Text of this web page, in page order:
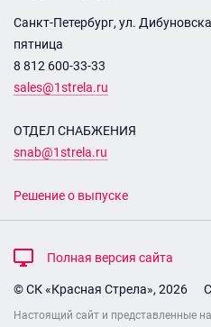
Санкт-Петербург, ул.
пятница
8 812 600-33-33
sales@1strela.ru
ОТДЕЛ СНАБЖЕНИЯ
snab@1strela.ru
Решение о выпуске
Полная версия сайта
© СК «Красная Стрела», 2026
Настоящий сайт и представленные